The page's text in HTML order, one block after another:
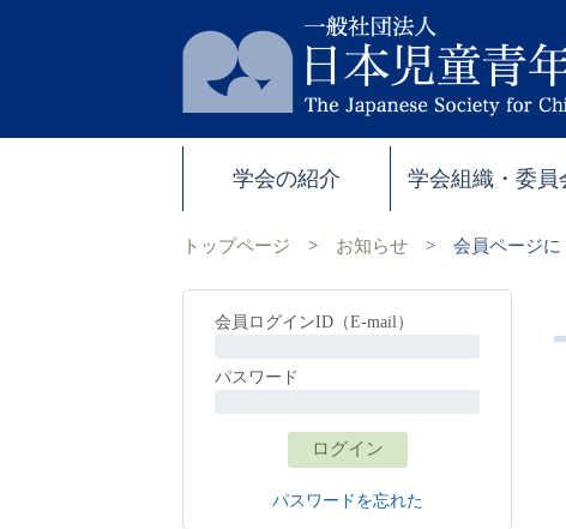
学会の紹介 学会組織・委員
トップページ > お知らせ > 会員ページに
会員ログインID（E-mail）
パスワード
パスワードを忘れた